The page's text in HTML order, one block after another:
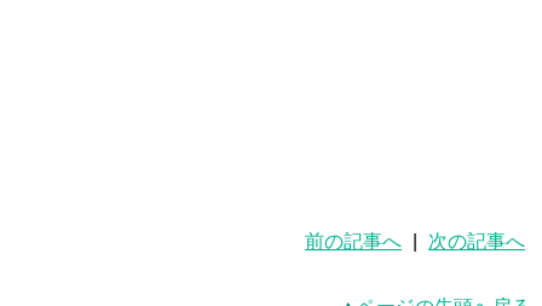
前の記事へ 次の記事へ